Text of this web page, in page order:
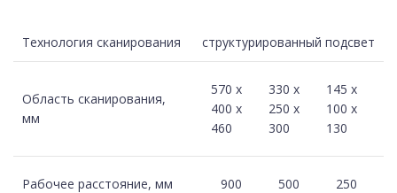
Технология сканирования структурированный подсвет
Область сканирования,
мм
570 х
400 х
460
330 х
250 х
300
145 х
100 х
130
Рабочее расстояние, мм 900 500 250